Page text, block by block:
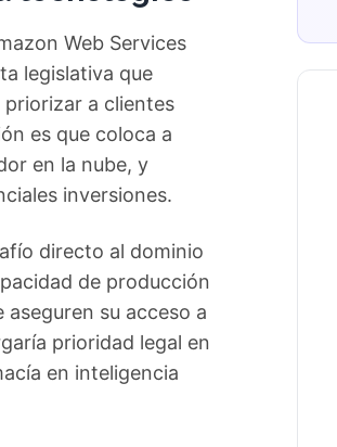
Web Services
legislativa que
priorizar a clientes
es que coloca a
en la nube, y
inversiones.
directo al dominio
de producción
su acceso a
prioridad legal en
en inteligencia